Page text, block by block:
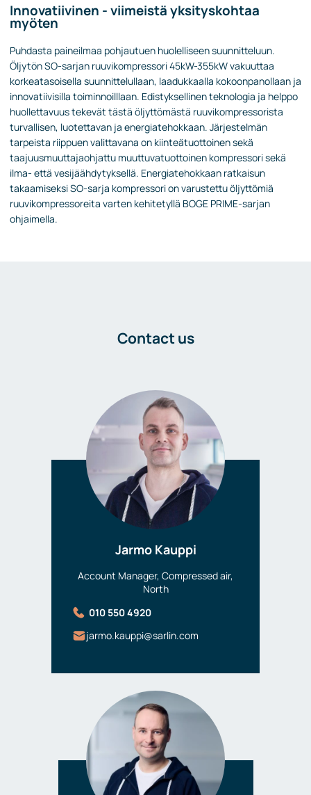
Innovatiivinen - viimeistä yksityskohtaa
myöten
Puhdasta paineilmaa pohjautuen huolelliseen suunnitteluun.
Öljytön SO-sarjan ruuvikompressori 45kW-355kW vakuuttaa
korkeatasoisella suunnittelullaan, laadukkaalla kokoonpanollaan ja
innovatiivisilla toiminnoilllaan. Edistyksellinen teknologia ja helppo
huollettavuus tekevät tästä öljyttömästä ruuvikompressorista
turvallisen, luotettavan ja energiatehokkaan. Järjestelmän
tarpeista riippuen valittavana on kiinteätuottoinen sekä
taajuusmuuttajaohjattu muuttuvatuottoinen kompressori sekä
ilma- että vesijäähdytyksellä. Energiatehokkaan ratkaisun
takaamiseksi SO-sarja kompressori on varustettu öljyttömiä
ruuvikompressoreita varten kehitetyllä BOGE PRIME-sarjan
ohjaimella.
Contact us
Jarmo Kauppi
Account Manager, Compressed air,
North
010 550 4920
jarmo.kauppi@sarlin.com